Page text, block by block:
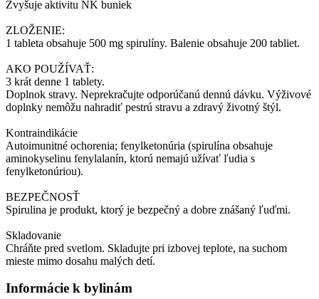
Zvyšuje aktivitu NK buniek
ZLOŽENIE:
1 tableta obsahuje 500 mg spirulíny. Balenie obsahuje 200 tabliet.
AKO POUŽÍVAŤ:
3 krát denne 1 tablety.
Doplnok stravy. Neprekračujte odporúčanú dennú dávku. Výživové
doplnky nemôžu nahradiť pestrú stravu a zdravý životný štýl.
Kontraindikácie
Autoimunitné ochorenia; fenylketonúria (spirulína obsahuje
aminokyselinu fenylalanín, ktorú nemajú užívať ľudia s
fenylketonúriou).
BEZPEČNOSŤ
Spirulina je produkt, ktorý je bezpečný a dobre znášaný ľuďmi.
Skladovanie
Chráňte pred svetlom. Skladujte pri izbovej teplote, na suchom
mieste mimo dosahu malých detí.
Informácie k bylinám